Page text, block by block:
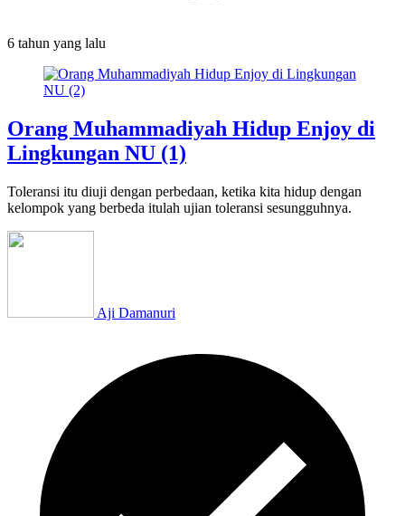
6 tahun yang lalu
Orang Muhammadiyah Hidup Enjoy di
Lingkungan NU (1)
Toleransi itu diuji dengan perbedaan, ketika kita hidup dengan
kelompok yang berbeda itulah ujian toleransi sesungguhnya.
Aji Damanuri